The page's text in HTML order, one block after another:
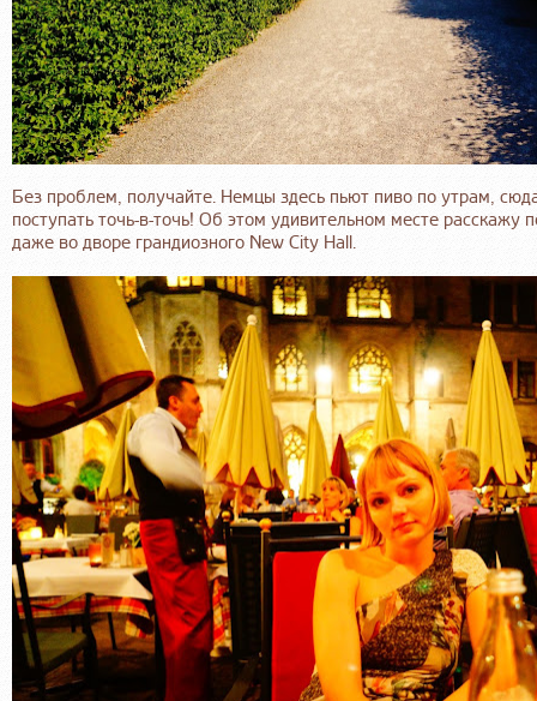
Без проблем, получайте. Немцы здесь пьют пиво по утрам,
поступать точь-в-точь! Об этом удивительном месте
даже во дворе грандиозного New City Hall.